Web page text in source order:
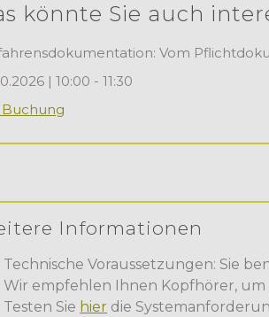
könnte Sie auch
Vom
| 10:00 - 11:30
Buchung
Informationen
Technische Voraussetzungen: Sie
Wir empfehlen Ihnen Kopfhörer,
Testen Sie hier die